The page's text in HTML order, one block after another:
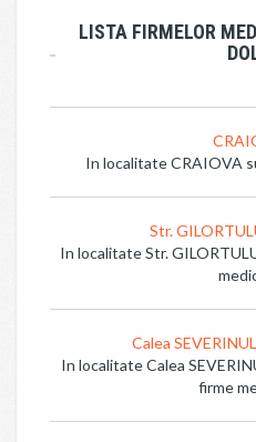
LISTA FIRMELOR
In localitate CRAIOVA
Str.
In localitate Str.
Calea
In localitate Calea
firme